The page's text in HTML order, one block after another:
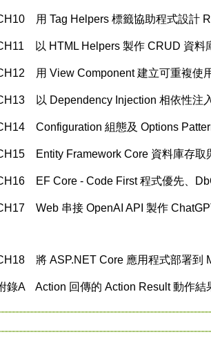
用 Tag Helpers 標籤協助程式設計
以 HTML Helpers 製作 CRUD 資料
用 View Component 建立可重複使
以 Dependency Injection 相依性注
Configuration 組態及 Options
Entity Framework Core 資料庫存取
EF Core - Code First 程式優先、
Web 串接 OpenAI API 製作
將 ASP.NET Core 應用程式部署到
錄A Action 回傳的 Action Result 動作結